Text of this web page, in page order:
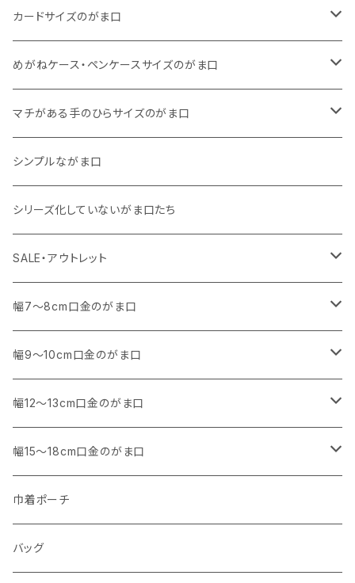
11号帆布
くったりコットンキャンバス
11号帆布
・ 四角いマチのスリムコンパクトタイプ
くったりコットンキャンバス
11号帆布
・ マチなしスリムタイプ
くったりコットンキャンバス
リネン
・ リネン
・ 柄いろいろ
・ がま口
・ 巾着ポーチ
カードサイズのがま口
・ くったりコットンキャンバス
・ 11号帆布
・ リネン
めがねケース・ペンケースサイズのがま口
・ くったりコットンキャンバス
・ 11号帆布
・ その他
マチがある手のひらサイズのがま口
・ 小さいサイズ
11号帆布
コットンキャンバス
・ 中くらいのサイズ
コットンキャンバス
シンプルながま口
シリーズ化していないがま口たち
SALE・アウトレット
SALE
アウトレット
幅7～8cm口金のがま口
・ 角型
マチなし
マチあり
・ くし形・丸型
マチなし
マチあり
幅9～10cm口金のがま口
・ 角型
マチなし
マチあり
・ くし形
マチなし
マチあり
幅12～13cm口金のがま口
・ 親子がま口 角型
マチなし
マチあり
・ 親子がま口 くし形
マチなし
・ ポーチタイプ 角型
幅15～18cm口金のがま口
・ 角型
マチなし
・ くし形
巾着ポーチ
バッグ